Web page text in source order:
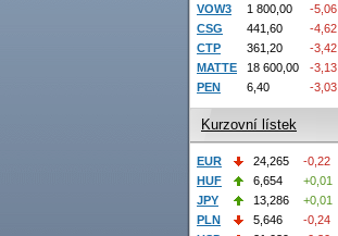
VOW3 1 800,00
-5,06
CSG
441,60
-4,62
CTP
361,20
-3,42
MATTE
18 600,00
-3,13
PEN
6,40 -3,03
Kurzovní lístek
EUR 24,265
-0,22
HUF
6,654
+0,01
JPY
13,286
+0,01
PLN
5,646
-0,24